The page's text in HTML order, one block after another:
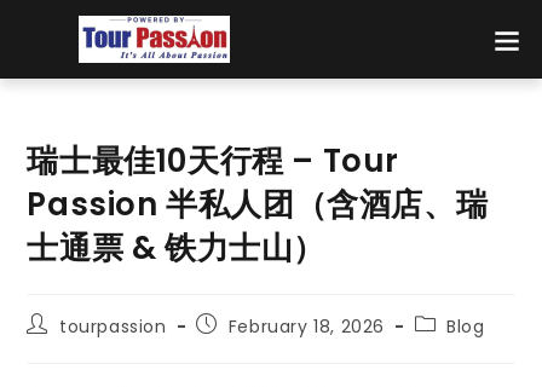
瑞士最佳10天行程 – Tour
Passion 半私人团（含酒店、瑞
士通票 & 铁力士山）
tourpassion February 18, 2026 Blog